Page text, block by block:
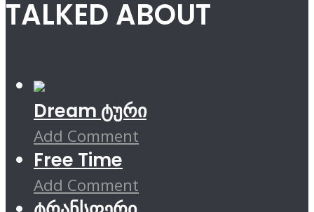
TALKED ABOUT
Dream ტური
Add Comment
Free Time
Add Comment